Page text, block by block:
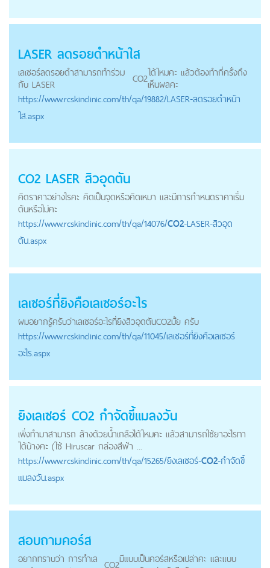
LASER ลดรอยดำหน้าใส
เลเซอร์ลดรอยดำสามารถทำร่วม
กับ LASER
CO2ได้ไหมคะ แล้วต้องทำกี่ครั้งถึง
เห็นผลคะ
https://www.rcskinclinic.com/th/qa/19882/LASER-ลดรอยดำหน้า
ใส.aspx
CO2 LASER สิวอุดตัน
คิดราคาอย่างไรคะ คิดเป็นจุดหรือคิดเหมา และมีการกำหนดราคาเริ่ม
ต้นหรือไม่คะ
https://www.rcskinclinic.com/th/qa/14076/CO2-LASER-สิวอุด
ตัน.aspx
เลเซอร์ที่ยิงคือเลเซอร์อะไร
ผมอยากรู้ครับว่าเลเซอร์อะไรที่ยิงสิวอุดตันCO2มั้ย ครับ
https://www.rcskinclinic.com/th/qa/11045/เลเซอร์ที่ยิงคือเลเซอร์
อะไร.aspx
ยิงเลเซอร์ CO2 กำจัดขี้แมลงวัน
เพิ่งทำมาสามารถ ล้างด้วยน้ำเกลือได้ไหมคะ แล้วสามารถใช้ยาอะไรทา
ได้บ้างคะ (ใช้ Hiruscar กล่องสีฟ้า ...
https://www.rcskinclinic.com/th/qa/15265/ยิงเลเซอร์-CO2-กำจัดขี้
แมลงวัน.aspx
สอบถามคอร์ส
อยากทราบว่า การทำเล CO2มีแบบเป็นคอร์สหรือเปล่าคะ และแบบ